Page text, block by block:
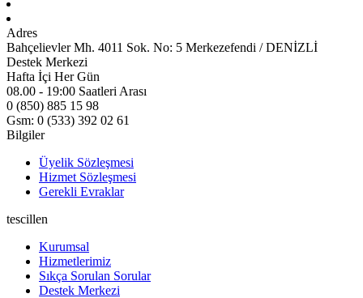
Adres
Bahçelievler Mh. 4011 Sok. No: 5 Merkezefendi / DENİZLİ
Destek Merkezi
Hafta İçi Her Gün
08.00 - 19:00 Saatleri Arası
0 (850) 885 15 98
Gsm: 0 (533) 392 02 61
Bilgiler
Üyelik Sözleşmesi
Hizmet Sözleşmesi
Gerekli Evraklar
tescillen
Kurumsal
Hizmetlerimiz
Sıkça Sorulan Sorular
Destek Merkezi